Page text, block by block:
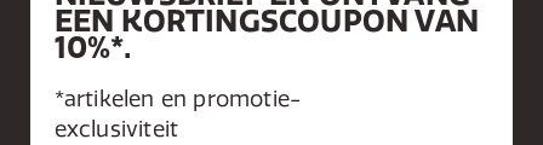
EEN KORTINGSCOUPON VAN
10%*.
*artikelen en promotie-
exclusiviteit